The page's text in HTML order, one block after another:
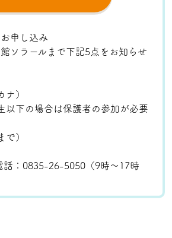
申し込み
ソラールまで下記5点をお知らせ
ナ）
以下の場合は保護者の参加が必要
で）
話：0835-26-5050（9時～17時